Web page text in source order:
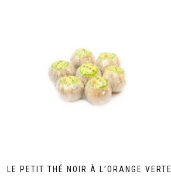
LE PETIT THÉ NOIR À L’ORANGE VERTE